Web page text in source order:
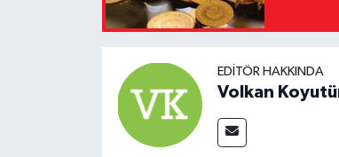
EDITÖR HAKKINDA
Volkan